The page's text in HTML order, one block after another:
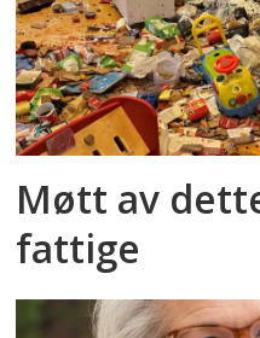
Møtt av
fattige